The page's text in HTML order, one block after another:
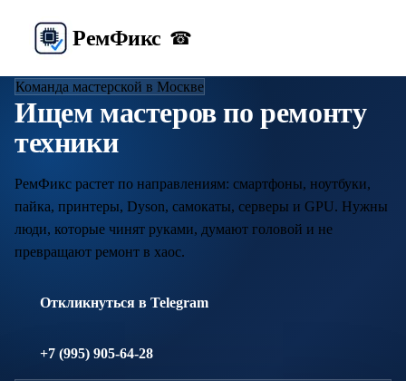
РемФикс ☎
Команда мастерской в Москве
Ищем мастеров по ремонту
техники
РемФикс растет по направлениям: смартфоны, ноутбуки,
пайка, принтеры, Dyson, самокаты, серверы и GPU. Нужны
люди, которые чинят руками, думают головой и не
превращают ремонт в хаос.
Откликнуться в Telegram
+7 (995) 905-64-28